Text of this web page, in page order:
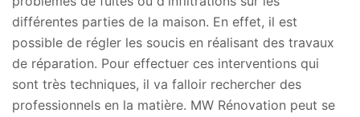
différentes parties de la maison. En effet, il est
possible de régler les soucis en réalisant des travaux
de réparation. Pour effectuer ces interventions qui
sont très techniques, il va falloir rechercher des
professionnels en la matière. MW Rénovation peut se